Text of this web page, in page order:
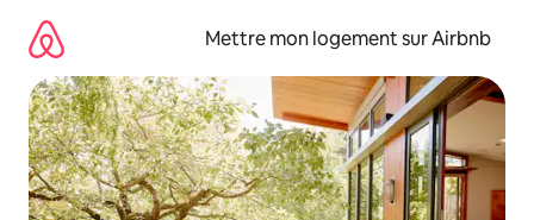
directement
contenu
Mettre mon logement sur Airbnb